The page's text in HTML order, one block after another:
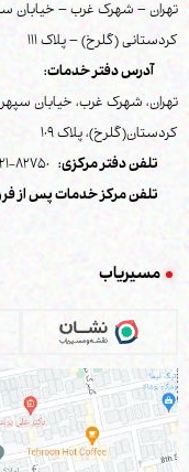
تهران – شهرک غرب – خیابان
کردستانی (گلرخ) – پلاک 111
آدرس دفتر خدمات:
تهران، شهرک غرب، خیابان
کردستان(گلرخ)، پلاک 109
تلفن دفتر مرکزی: 82750-021
تلفن مرکز خدمات پس از
مسیریاب